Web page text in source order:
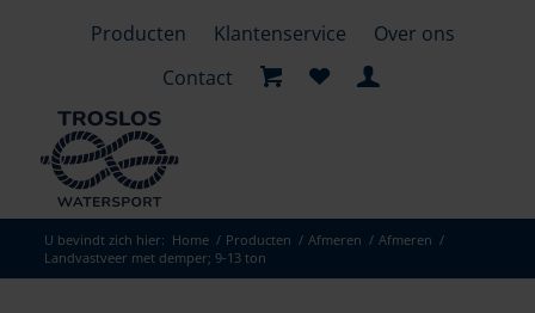
Producten Klantenservice
Over ons
Contact
U bevindt zich hier: Home / Producten / Afmeren / Afmeren /
Landvastveer met demper; 9-13 ton